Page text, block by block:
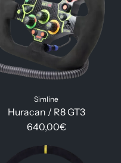
Simline
Huracan / R8 GT3
640,00€